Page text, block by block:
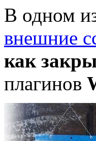
В одном
внешние
как
плагинов